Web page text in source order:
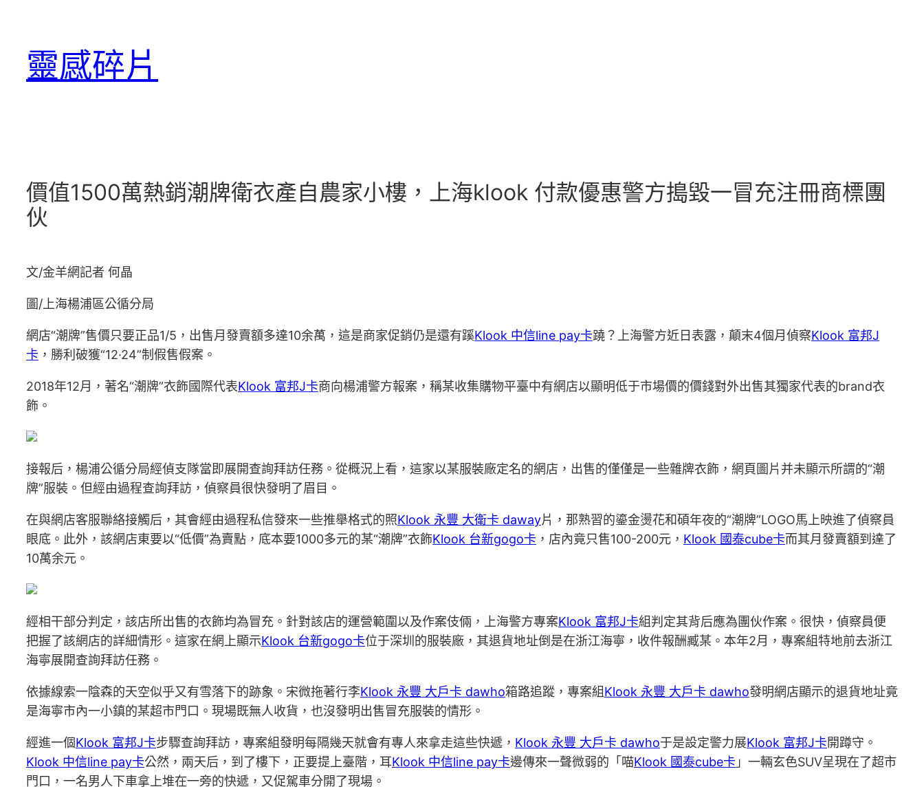
靈感碎片
價值1500萬熱銷潮牌衛衣產自農家小樓，上海klook 付款優惠警方搗毀一冒充注冊商標團
伙
文/金羊網記者 何晶
圖/上海楊浦區公循分局
網店“潮牌”售價只要正品1/5，出售月發賣額多達10余萬，這是商家促銷仍是還有蹊Klook 中信line pay卡蹺？上海警方近日表露，顛末4個月偵察Klook 富邦J
卡 ，勝利破獲“12·24”制假售假案。
2018年12月，著名“潮牌”衣飾國際代表Klook 富邦J卡商向楊浦警方報案，稱某收集購物平臺中有網店以顯明低于市場價的價錢對外出售其獨家代表的brand衣
飾。
接報后，楊浦公循分局經偵支隊當即展開查詢拜訪任務。從概況上看，這家以某服裝廠定名的網店，出售的僅僅是一些雜牌衣飾，網頁圖片并未顯示所謂的“潮
牌”服裝。但經由過程查詢拜訪，偵察員很快發明了眉目。
在與網店客服聯絡接觸后，其會經由過程私信發來一些推舉格式的照Klook 永豐 大衛卡 daway片，那熟習的鎏金燙花和碩年夜的“潮牌”LOGO馬上映進了偵察員
眼底。此外，該網店東要以“低價”為賣點，底本要1000多元的某“潮牌”衣飾Klook 台新gogo卡 ，店內竟只售100-200元， Klook 國泰cube卡而其月發賣額到達了
10萬余元。
經相干部分判定，該店所出售的衣飾均為冒充。針對該店的運營範圍以及作案伎倆，上海警方專案Klook 富邦J卡組判定其背后應為團伙作案。很快，偵察員便
把握了該網店的詳細情形。這家在網上顯示Klook 台新gogo卡位于深圳的服裝廠，其退貨地址倒是在浙江海寧，收件報酬臧某。本年2月，專案組特地前去浙江
海寧展開查詢拜訪任務。
依據線索一陰森的天空似乎又有雪落下的跡象。宋微拖著行李Klook 永豐 大戶卡 dawho箱路追蹤，專案組Klook 永豐 大戶卡 dawho發明網店顯示的退貨地址竟
是海寧市內一小鎮的某超市門口。現場既無人收貨，也沒發明出售冒充服裝的情形。
經進一個Klook 富邦J卡步驟查詢拜訪，專案組發明每隔幾天就會有專人來拿走這些快遞， Klook 永豐 大戶卡 dawho于是設定警力展Klook 富邦J卡開蹲守。
Klook 中信line pay卡公然，兩天后，到了樓下，正要提上臺階，耳Klook 中信line pay卡邊傳來一聲微弱的「喵Klook 國泰cube卡 」一輛玄色SUV呈現在了超市
門口，一名男人下車拿上堆在一旁的快遞，又促駕車分開了現場。